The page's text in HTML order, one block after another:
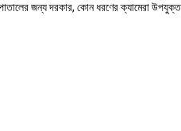
জন্য দরকার, কোন ধরণের ক্যামেরা